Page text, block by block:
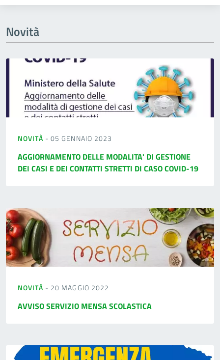
Novità
NOVITÀ - 05 GENNAIO 2023
AGGIORNAMENTO DELLE MODALITA' DI GESTIONE
DEI CASI E DEI CONTATTI STRETTI DI CASO COVID-19
NOVITÀ - 20 MAGGIO 2022
AVVISO SERVIZIO MENSA SCOLASTICA